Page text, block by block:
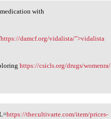
with
https://damcf.org/vidalista/">vidalista
https://csicls.org/drugs/womenra/
https://thecultivarte.com/item/prices-